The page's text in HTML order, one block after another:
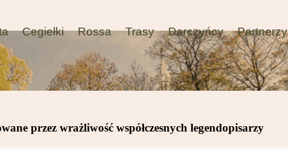
Cegiełki Rossa Trasy Darczyńcy Partnerzy
przez wrażliwość współczesnych legendopisarzy